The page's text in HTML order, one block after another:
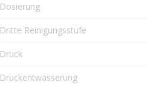
Dosierung
Dritte Reinigungsstufe
Druck
Druckentwässerung